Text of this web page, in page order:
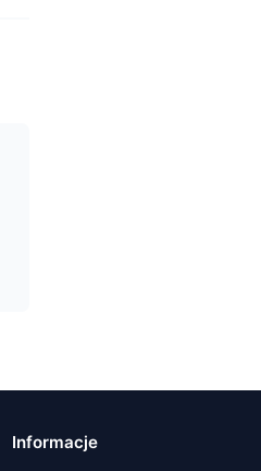
Informacje